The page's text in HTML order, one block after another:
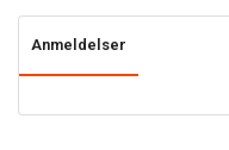
Anmeldelser